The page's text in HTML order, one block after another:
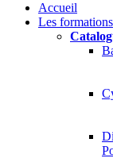
Accueil
Les formations